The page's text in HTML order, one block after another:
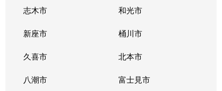
志木市 和光市
新座市 桶川市
久喜市 北本市
八潮市 富士見市